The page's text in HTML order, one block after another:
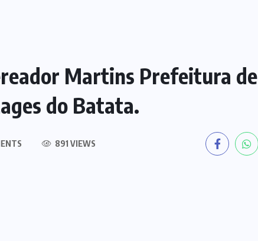
Martins Prefeitura de
do Batata.
891 VIEWS